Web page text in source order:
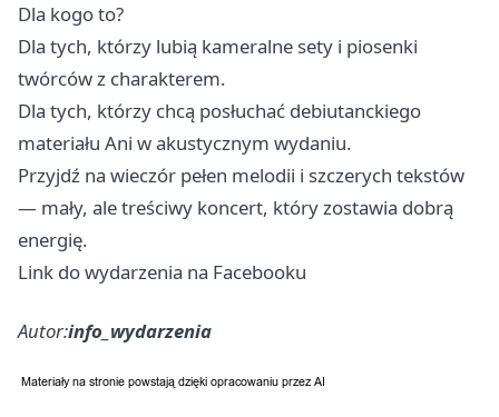
Dla kogo to?
Dla tych, którzy lubią kameralne sety i piosenki
twórców z charakterem.
Dla tych, którzy chcą posłuchać debiutanckiego
materiału Ani w akustycznym wydaniu.
Przyjdź na wieczór pełen melodii i szczerych tekstów
— mały, ale treściwy koncert, który zostawia dobrą
energię.
Link do wydarzenia na Facebooku
Autor:info_wydarzenia